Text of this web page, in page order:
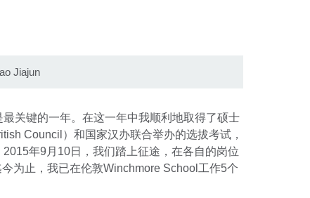
Jiajun
关键的一年。在这一年中我顺利地取得了硕士
Council）和国家汉办联合举办的选拔考试，
年9月10日，我们踏上征途，在各自的岗位
为止，我已在伦敦Winchmore School工作5个